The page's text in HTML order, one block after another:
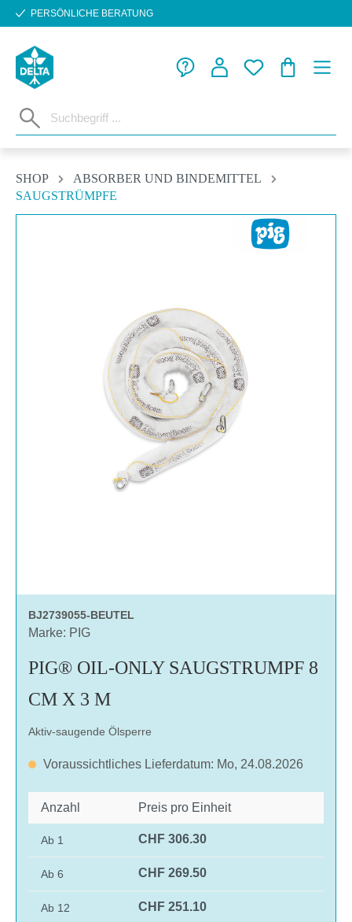
Zum Hauptinhalt springen
PERSÖNLICHE BERATUNG
SHOP
ABSORBER UND BINDEMITTEL
SAUGSTRÜMPFE
BJ2739055-BEUTEL
Marke: PIG
PIG® OIL-ONLY SAUGSTRUMPF 8
CM X 3 M
Aktiv-saugende Ölsperre
Voraussichtliches Lieferdatum: Mo, 24.08.2026
Anzahl Preis pro Einheit
Ab 1 CHF 306.30
Ab 6 CHF 269.50
Ab 12 CHF 251.10